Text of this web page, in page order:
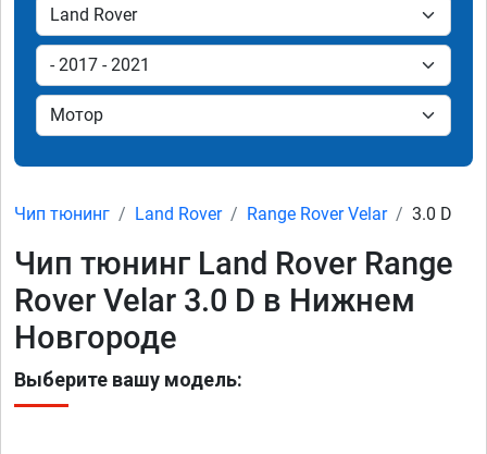
Чип тюнинг Land Rover Range Rover Velar 3.0 D
Чип тюнинг Land Rover Range
Rover Velar 3.0 D в Нижнем
Новгороде
Выберите вашу модель: